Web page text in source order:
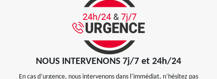
NOUS INTERVENONS 7j/7 et 24h/24
En cas d’urgence, nous intervenons dans l’immédiat, n’hésitez pas